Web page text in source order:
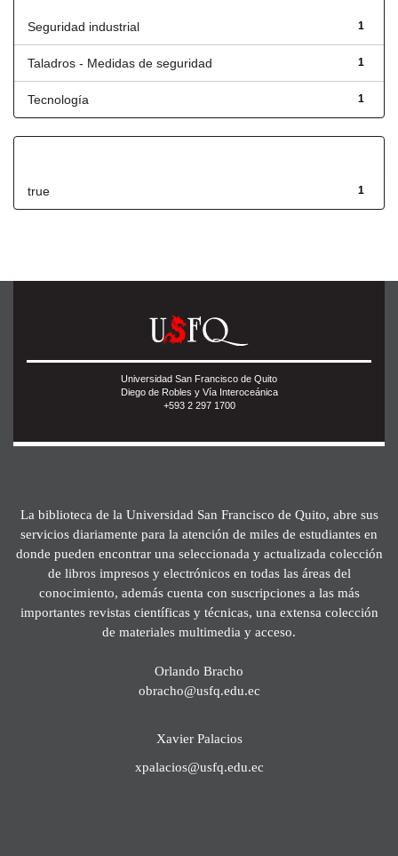
1
Seguridad industrial
1
Taladros - Medidas de seguridad
1
Tecnología
1
true
Universidad San Francisco de Quito
Diego de Robles y Vía Interoceánica
+593 2 297 1700
La biblioteca de la Universidad San Francisco de Quito, abre sus
servicios diariamente para la atención de miles de estudiantes en
donde pueden encontrar una seleccionada y actualizada colección
de libros impresos y electrónicos en todas las áreas del
conocimiento, además cuenta con suscripciones a las más
importantes revistas científicas y técnicas, una extensa colección
de materiales multimedia y acceso.
Orlando Bracho
obracho@usfq.edu.ec
Xavier Palacios
xpalacios@usfq.edu.ec